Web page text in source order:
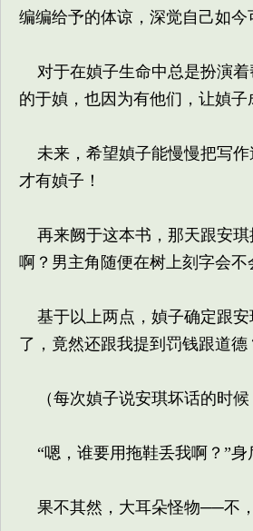
编编给予的体谅，深觉自己如
对于在媜子生命中总是扮演着
的于媜，也因为有他们，让媜
未来，希望媜子能慢慢把写作
才有媜子！
再来阙于这本书，那天跟安琪
啊？男主角随便在树上刻字会
基于以上两点，媜子确定跟安
了，竟然还跟我提到罚钱跟道
（每次媜子说安琪坏话的时
“嗯，谁要用拖鞋丢我啊？”身
果不其然，大耳朵怪物──不